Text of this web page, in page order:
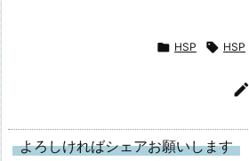
 HSP  HSP

よろしければシェアお願いします